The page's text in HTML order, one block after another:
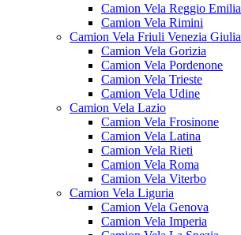
Camion Vela Reggio Emilia
Camion Vela Rimini
Camion Vela Friuli Venezia Giulia
Camion Vela Gorizia
Camion Vela Pordenone
Camion Vela Trieste
Camion Vela Udine
Camion Vela Lazio
Camion Vela Frosinone
Camion Vela Latina
Camion Vela Rieti
Camion Vela Roma
Camion Vela Viterbo
Camion Vela Liguria
Camion Vela Genova
Camion Vela Imperia